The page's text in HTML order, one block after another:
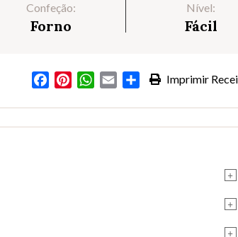
Confeção:
Forno
Nível:
Fácil
Imprimir
FacebookPinterestWhatsApp
Email Partilhar
+
+
+